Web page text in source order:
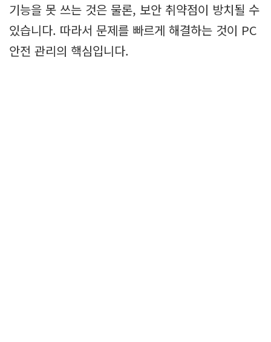
기능을 못 쓰는 것은 물론, 보안 취약점이 방치될 수
있습니다. 따라서 문제를 빠르게 해결하는 것이 PC
안전 관리의 핵심입니다.